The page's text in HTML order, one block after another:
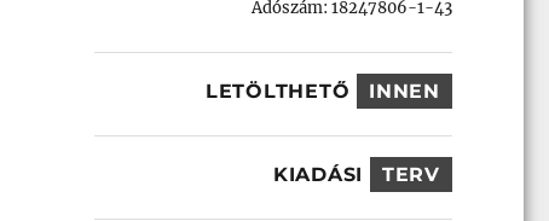
Adószám: 18247806-1-43
LETÖLTHETŐ INNEN
KIADÁSI TERV